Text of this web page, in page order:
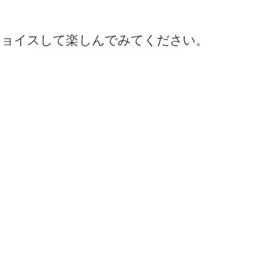
イスして楽しんでみてください。